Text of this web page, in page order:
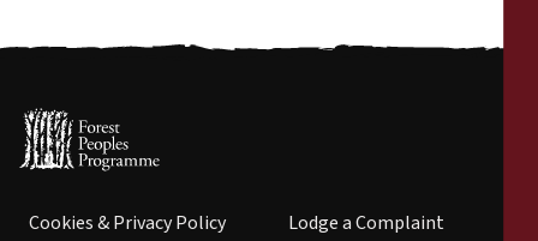
Cookies & Privacy Policy
Lodge a Complaint